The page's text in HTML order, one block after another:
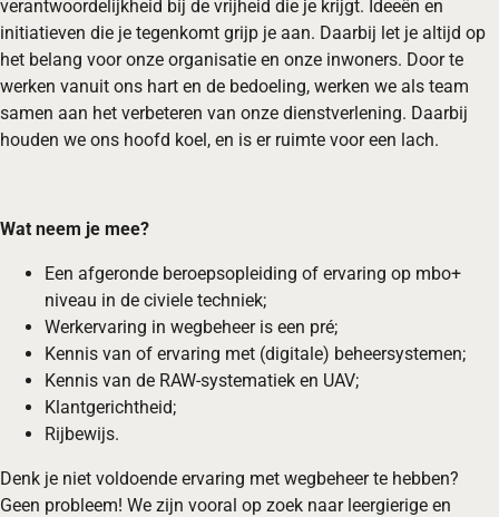
verantwoordelijkheid bij de vrijheid die je krijgt. Ideeën en
initiatieven die je tegenkomt grijp je aan. Daarbij let je altijd op
het belang voor onze organisatie en onze inwoners. Door te
werken vanuit ons hart en de bedoeling, werken we als team
samen aan het verbeteren van onze dienstverlening. Daarbij
houden we ons hoofd koel, en is er ruimte voor een lach.
Wat neem je mee?
Een afgeronde beroepsopleiding of ervaring op mbo+
niveau in de civiele techniek;
Werkervaring in wegbeheer is een pré;
Kennis van of ervaring met (digitale) beheersystemen;
Kennis van de RAW-systematiek en UAV;
Klantgerichtheid;
Rijbewijs.
Denk je niet voldoende ervaring met wegbeheer te hebben?
Geen probleem! We zijn vooral op zoek naar leergierige en